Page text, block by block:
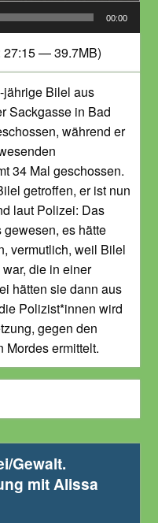
00:00
27:15 — 39.7MB)
jährige Bilel aus
Sackgasse in Bad
während er
34 Mal geschossen.
getroffen, er ist nun
laut Polizei: Das
es hätte
vermutlich, weil Bilel
die in einer
hätten sie dann aus
Polizist*innen wird
gegen den
Mordes ermittelt.
Gewalt.
mit Alissa